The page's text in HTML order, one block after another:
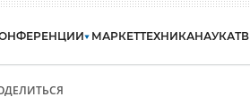
МАРКЕТТЕХНИКАНАУКАТВ